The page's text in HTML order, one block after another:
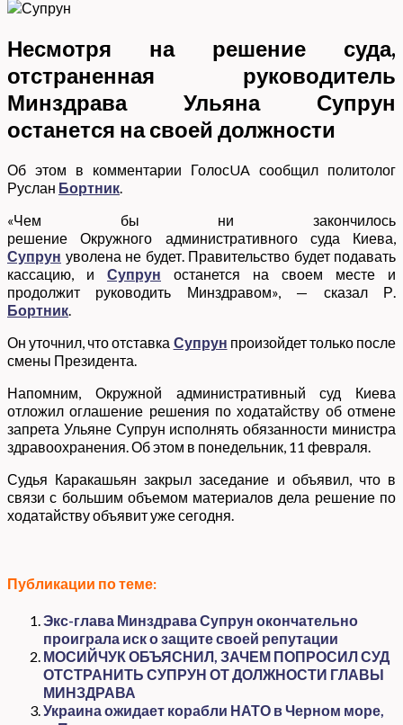
Несмотря на решение суда,
отстраненная руководитель
Минздрава Ульяна Супрун
останется на своей должности
Об этом в комментарии ГолосUA сообщил политолог
Руслан Бортник
«Чем бы ни закончилось
решение Окружного административного суда Киева,
Супрун уволена не будет. Правительство будет подавать
кассацию, и Супрун останется на своем месте и
продолжит руководить Минздравом», — сказал Р.
Бортник
Он уточнил, что отставка Супрун произойдет только после
смены Президента.
Напомним, Окружной административный суд Киева
отложил оглашение решения по ходатайству об отмене
запрета Ульяне Супрун исполнять обязанности министра
здравоохранения. Об этом в понедельник, 11 февраля.
Судья Каракашьян закрыл заседание и объявил, что в
связи с большим объемом материалов дела решение по
ходатайству объявит уже сегодня.
Публикации по теме:
Экс-глава Минздрава Супрун окончательно
проиграла иск о защите своей репутации
МОСИЙЧУК ОБЪЯСНИЛ, ЗАЧЕМ ПОПРОСИЛ СУД
ОТСТРАНИТЬ СУПРУН ОТ ДОЛЖНОСТИ ГЛАВЫ
МИНЗДРАВА
Украина ожидает корабли НАТО в Черном море,